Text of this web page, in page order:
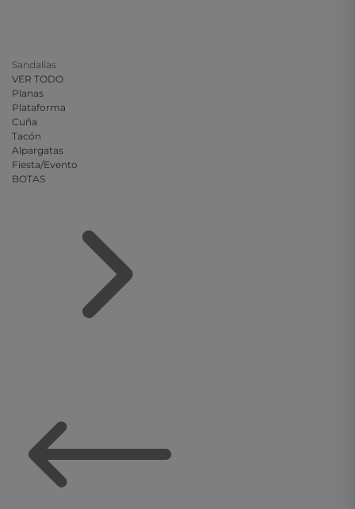
Sandalias
VER TODO
Planas
Plataforma
Cuña
Tacón
Alpargatas
Fiesta/Evento
BOTAS